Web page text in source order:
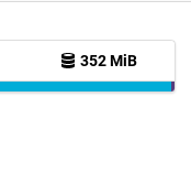
352 MiB